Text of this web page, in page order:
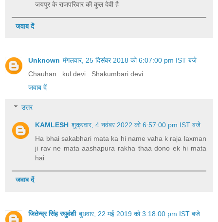
जयपुर के राजपरिवार की कुल देवी है
जवाब दें
Unknown मंगलवार, 25 दिसंबर 2018 को 6:07:00 pm IST बजे
Chauhan ..kul devi . Shakumbari devi
जवाब दें
उत्तर
KAMLESH शुक्रवार, 4 नवंबर 2022 को 6:57:00 pm IST बजे
Ha bhai sakabhari mata ka hi name vaha k raja laxman
ji rav ne mata aashapura rakha thaa dono ek hi mata
hai
जवाब दें
जितेन्द्र सिंह रघुवंशी बुधवार, 22 मई 2019 को 3:18:00 pm IST बजे